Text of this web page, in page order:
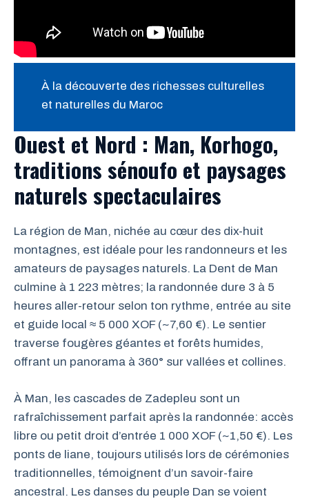
À la découverte des richesses culturelles
et naturelles du Maroc
Ouest et Nord : Man, Korhogo,
traditions sénoufo et paysages
naturels spectaculaires
La région de Man, nichée au cœur des dix-huit
montagnes, est idéale pour les randonneurs et les
amateurs de paysages naturels. La Dent de Man
culmine à 1 223 mètres; la randonnée dure 3 à 5
heures aller-retour selon ton rythme, entrée au site
et guide local ≈ 5 000 XOF (~7,60 €). Le sentier
traverse fougères géantes et forêts humides,
offrant un panorama à 360° sur vallées et collines.
À Man, les cascades de Zadepleu sont un
rafraîchissement parfait après la randonnée: accès
libre ou petit droit d’entrée 1 000 XOF (~1,50 €). Les
ponts de liane, toujours utilisés lors de cérémonies
traditionnelles, témoignent d’un savoir-faire
ancestral. Les danses du peuple Dan se voient